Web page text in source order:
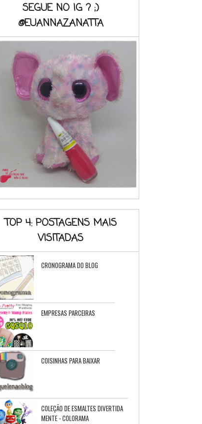
SEGUE NO IG ? ;)
@EUANNAZANATTA
TOP 4: POSTAGENS MAIS
VISITADAS
CRONOGRAMA DO BLOG
EMPRESAS PARCEIRAS
COISINHAS PARA BAIXAR
COLEÇÃO DE ESMALTES DIVERTIDA
MENTE - COLORAMA